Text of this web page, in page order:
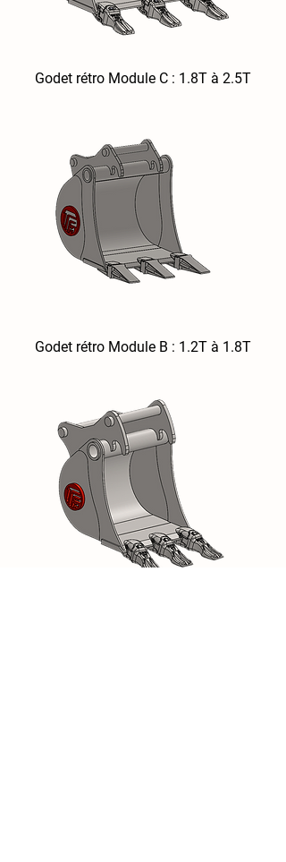
Godet rétro Module C : 1.8T à 2.5T
Godet rétro Module B : 1.2T à 1.8T